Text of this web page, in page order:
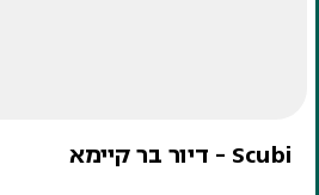
Scubi - דיור בר קיימא